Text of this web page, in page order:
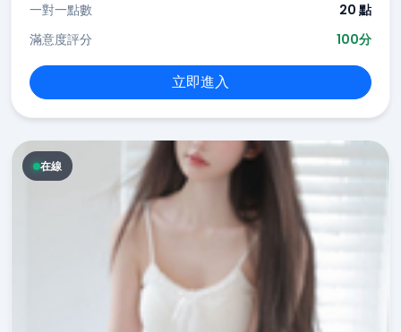
一對一點數
20 點
滿意度評分
100分
立即進入
在線